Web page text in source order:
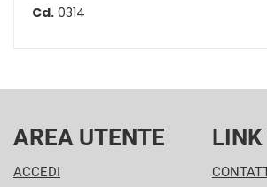
Cd. 0314
AREA UTENTE
ACCEDI
LINK